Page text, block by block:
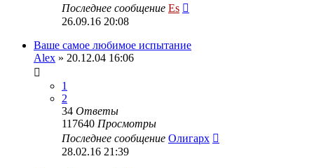
Последнее сообщение Es
26.09.16 20:08
Ваше самое любимое испытание
Alex » 20.12.04 16:06
1
2
34 Ответы
117640 Просмотры
Последнее сообщение Олигарх
28.02.16 21:39